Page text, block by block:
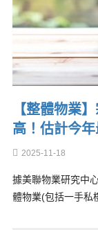
【整體物業
高！估計今
2025-11-18
據美聯物業研究中
體物業(包括一手